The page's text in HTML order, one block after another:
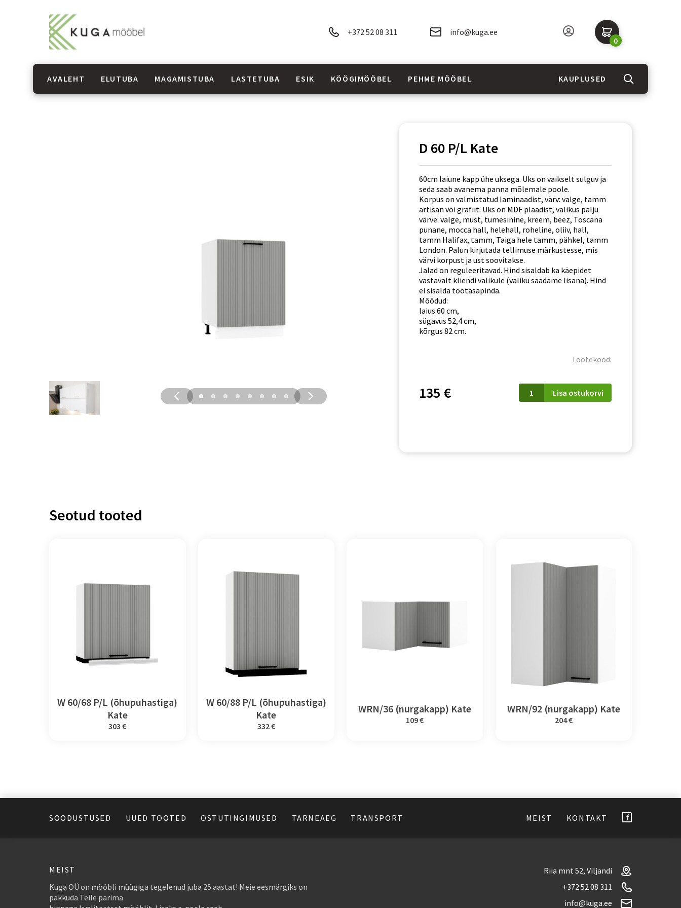
+372 52 08 311 info@kuga.ee
0
AVALEHT ELUTUBA MAGAMISTUBA LASTETUBA ESIK KÖÖGIMÖÖBEL PEHME MÖÖBEL KAUPLUSED
D 60 P/L Kate
60cm laiune kapp ühe uksega. Uks on vaikselt sulguv ja
seda saab avanema panna mõlemale poole.
Korpus on valmistatud laminaadist, värv: valge, tamm
artisan või grafiit. Uks on MDF plaadist, valikus palju
värve: valge, must, tumesinine, kreem, beez, Toscana
punane, mocca hall, helehall, roheline, oliiv, hall,
tamm Halifax, tamm, Taiga hele tamm, pähkel, tamm
London. Palun kirjutada tellimuse märkustesse, mis
värvi korpust ja ust soovitakse.
Jalad on reguleeritavad. Hind sisaldab ka käepidet
vastavalt kliendi valikule (valiku saadame lisana). Hind
ei sisalda töötasapinda.
Mõõdud:
laius 60 cm,
sügavus 52,4 cm,
kõrgus 82 cm.
Tootekood:
135 €
D
Lisa ostukorvi
Seotud tooted
W 60/68 P/L (õhupuhastiga)
Kate
303 €
W 60/88 P/L (õhupuhastiga)
Kate
332 €
WRN/36 (nurgakapp) Kate
109 €
WRN/92 (nurgakapp) Kate
204 €
SOODUSTUSED UUED TOOTED OSTUTINGIMUSED TARNEAEG TRANSPORT MEIST KONTAKT
MEIST
Kuga OÜ on mööbli müügiga tegelenud juba 25 aastat! Meie eesmärgiks on
pakkuda Teile parima
Riia mnt 52, Viljandi
+372 52 08 311
info@kuga.ee